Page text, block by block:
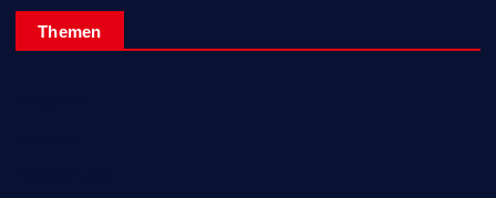
Themen